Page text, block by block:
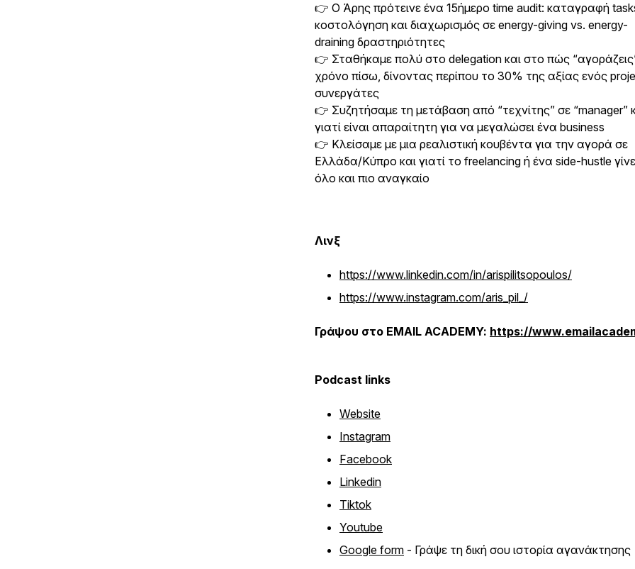
👉 Ο Άρης πρότεινε ένα 15ήμερο time audit: καταγραφή
κοστολόγηση και διαχωρισμός σε energy-giving vs. energy-
draining δραστηριότητες
👉 Σταθήκαμε πολύ στο delegation και στο πώς
χρόνο πίσω, δίνοντας περίπου το 30% της αξίας ενός
συνεργάτες
👉 Συζητήσαμε τη μετάβαση από “τεχνίτης” σε “manager”
γιατί είναι απαραίτητη για να μεγαλώσει ένα business
👉 Κλείσαμε με μια ρεαλιστική κουβέντα για την αγορά σε
Ελλάδα/Κύπρο και γιατί το freelancing ή ένα side-hustle
όλο και πιο αναγκαίο
Λινξ
https://www.linkedin.com/in/arispilitsopoulos/
https://www.instagram.com/aris_pil_/
Γράψου στο EMAIL ACADEMY: https://
Podcast links
Website
Instagram
Facebook
Linkedin
Tiktok
Youtube
Google form - Γράψε τη δική σου ιστορία αγανάκτησης